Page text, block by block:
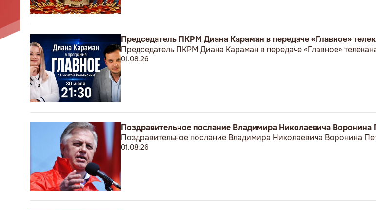
Председатель ПКРМ Диана Караман в передаче «Главное»
Председатель ПКРМ Диана Караман в передаче «Главное»
01.08.26
Поздравительное послание Владимира Николаевича
Поздравительное послание Владимира Николаевича Воронина
01.08.26